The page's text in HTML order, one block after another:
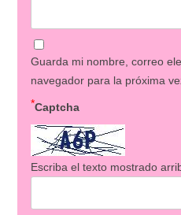
Guarda mi nombre, correo
navegador para la próxima
Captcha
*
Escriba el texto mostrado